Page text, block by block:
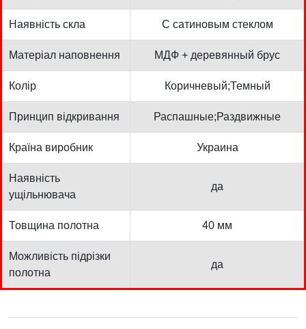
Наявність скла С сатиновым стеклом
Матеріал наповнення МДФ + деревянный брус
Колір Коричневый;Темный
Принцип відкривання Распашные;Раздвижные
Країна виробник Украина
Наявність
ущільнювача
да
Товщина полотна 40 мм
Можливість підрізки
полотна
да